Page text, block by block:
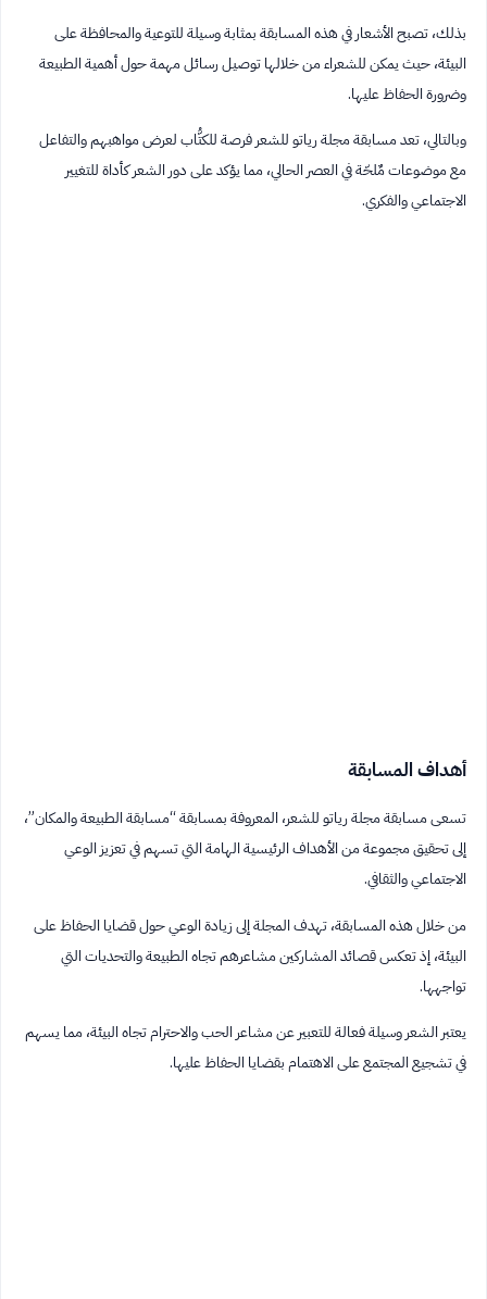
بذلك، تصبح الأشعار في هذه المسابقة بمثابة وسيلة للتوعية والمحافظة على
البيئة، حيث يمكن للشعراء من خلالها توصيل رسائل مهمة حول أهمية الطبيعة
وضرورة الحفاظ عليها.
وبالتالي، تعد مسابقة مجلة رياتو للشعر فرصة للكتُّاب لعرض مواهبهم والتفاعل
مع موضوعات مٌلحّة في العصر الحالي، مما يؤكد على دور الشعر كأداة للتغيير
الاجتماعي والفكري.
أهداف المسابقة
تسعى مسابقة مجلة رياتو للشعر، المعروفة بمسابقة “مسابقة الطبيعة والمكان”،
إلى تحقيق مجموعة من الأهداف الرئيسية الهامة التي تسهم في تعزيز الوعي
الاجتماعي والثقافي.
من خلال هذه المسابقة، تهدف المجلة إلى زيادة الوعي حول قضايا الحفاظ على
البيئة، إذ تعكس قصائد المشاركين مشاعرهم تجاه الطبيعة والتحديات التي
تواجهها.
يعتبر الشعر وسيلة فعالة للتعبير عن مشاعر الحب والاحترام تجاه البيئة، مما يسهم
في تشجيع المجتمع على الاهتمام بقضايا الحفاظ عليها.